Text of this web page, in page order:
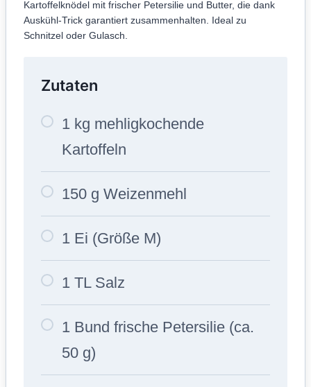
Kartoffelknödel mit frischer Petersilie und Butter, die dank
Auskühl-Trick garantiert zusammenhalten. Ideal zu
Schnitzel oder Gulasch.
Zutaten
1 kg mehligkochende
Kartoffeln
150 g Weizenmehl
1 Ei (Größe M)
1 TL Salz
1 Bund frische Petersilie (ca.
50 g)